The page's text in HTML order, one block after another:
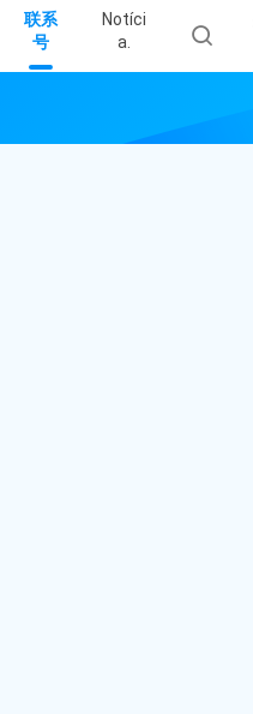
联系
号
Notíci
A.